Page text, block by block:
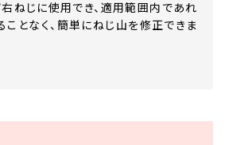
右ねじに使用でき、適用範囲内であれ
ことなく、簡単にねじ山を修正できま